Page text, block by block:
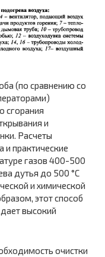
(по сравнению со
сгорания
и
Расчеты
и практические
газов 400-500
дутья до 500 °С
и химической
этот способ
высокий
очистки